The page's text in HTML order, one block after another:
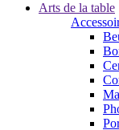
Arts de la table